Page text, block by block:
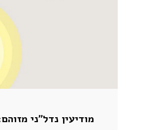
מודיעין נדל״ני